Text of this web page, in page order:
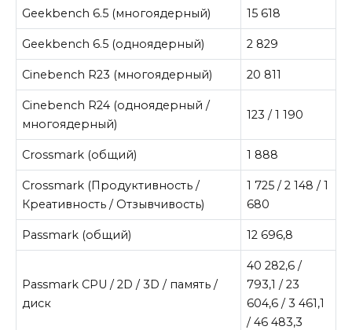
Geekbench 6.5 (многоядерный) 15 618
Geekbench 6.5 (одноядерный) 2 829
Cinebench R23 (многоядерный) 20 811
Cinebench R24 (одноядерный /
многоядерный)
123 / 1 190
Crossmark (общий) 1 888
Crossmark (Продуктивность /
Креативность / Отзывчивость)
1 725 / 2 148 / 1
680
Passmark (общий) 12 696,8
Passmark CPU / 2D / 3D / память /
диск
40 282,6 /
793,1 / 23
604,6 / 3 461,1
/ 46 483,3